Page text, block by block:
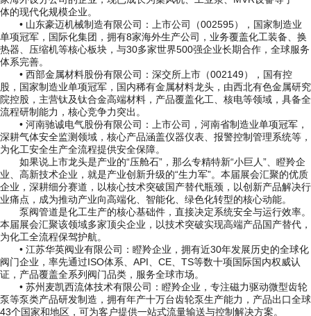
体的现代化规模企业。
• 山东豪迈机械制造有限公司：上市公司（002595），国家制造业
单项冠军，国际化集团，拥有8家海外生产公司，业务覆盖化工装备、换
热器、压缩机等核心板块，与30多家世界500强企业长期合作，全球服务
体系完善。
• 西部金属材料股份有限公司：深交所上市（002149），国有控
股，国家制造业单项冠军，国内稀有金属材料龙头，由西北有色金属研究
院控股，主营钛及钛合金高端材料，产品覆盖化工、核电等领域，具备全
流程研制能力，核心竞争力突出。
• 河南驰诚电气股份有限公司：上市公司，河南省制造业单项冠军，
深耕气体安全监测领域，核心产品涵盖仪器仪表、报警控制管理系统等，
为化工安全生产全流程提供安全保障。
如果说上市龙头是产业的“压舱石”，那么专精特新“小巨人”、瞪羚企
业、高新技术企业，就是产业创新升级的“生力军”。本届展会汇聚的优质
企业，深耕细分赛道，以核心技术突破国产替代瓶颈，以创新产品解决行
业痛点，成为推动产业向高端化、智能化、绿色化转型的核心动能。
泵阀管道是化工生产的核心基础件，直接决定系统安全与运行效率。
本届展会汇聚该领域多家顶尖企业，以技术突破实现高端产品国产替代，
为化工全流程保驾护航。
• 江苏华英阀业有限公司：瞪羚企业，拥有近30年发展历史的全球化
阀门企业，率先通过ISO体系、API、CE、TS等数十项国际国内权威认
证，产品覆盖全系列阀门品类，服务全球市场。
• 苏州麦凯西流体技术有限公司：瞪羚企业，专注磁力驱动微型齿轮
泵等泵类产品研发制造，拥有年产十万台齿轮泵生产能力，产品出口全球
43个国家和地区，可为客户提供一站式流量输送与控制解决方案。